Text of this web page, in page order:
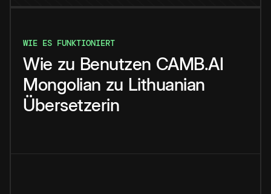
WIE ES FUNKTIONIERT
Wie zu Benutzen CAMB.AI
Mongolian zu Lithuanian
Übersetzerin